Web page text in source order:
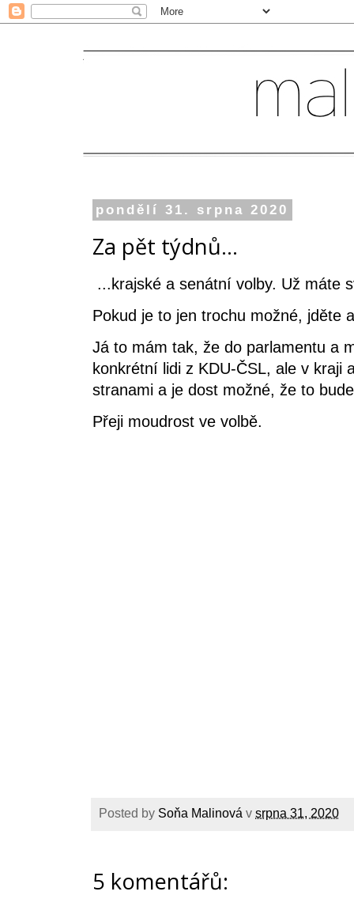
pondělí 31. srpna 2020
Za pět týdnů...
...krajské a senátní volby. Už máte
Pokud je to jen trochu možné, jděte
Já to mám tak, že do parlamentu a
konkrétní lidi z KDU-ČSL, ale v kraji
stranami a je dost možné, že to
Přeji moudrost ve volbě.
Posted by Soňa Malinová v srpna 31, 2020
5 komentářů: